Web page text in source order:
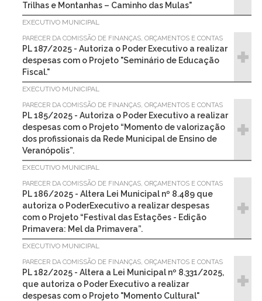
Trilhas e Montanhas – Caminho das Mulas"
EXECUTIVO MUNICIPAL
PARECER DA COMISSÃO DE FINANÇAS, ORÇAMENTOS E CONTAS
PL 187/2025 - Autoriza o Poder Executivo a realizar
despesas com o Projeto "Seminário de Educação
Fiscal."
EXECUTIVO MUNICIPAL
PARECER DA COMISSÃO DE FINANÇAS, ORÇAMENTOS E CONTAS
PL 185/2025 - Autoriza o Poder Executivo a realizar
despesas com o Projeto “Momento de valorização
dos profissionais da Rede Municipal de Ensino de
Veranópolis”.
EXECUTIVO MUNICIPAL
PARECER DA COMISSÃO DE FINANÇAS, ORÇAMENTOS E CONTAS
PL 186/2025 - Altera Lei Municipal nº 8.489 que
autoriza o PoderExecutivo a realizar despesas
com o Projeto “Festival das Estações - Edição
Primavera: Mel da Primavera”.
EXECUTIVO MUNICIPAL
PARECER DA COMISSÃO DE FINANÇAS, ORÇAMENTOS E CONTAS
PL 182/2025 - Altera a Lei Municipal nº 8.331/2025,
que autoriza o Poder Executivo a realizar
despesas com o Projeto "Momento Cultural"